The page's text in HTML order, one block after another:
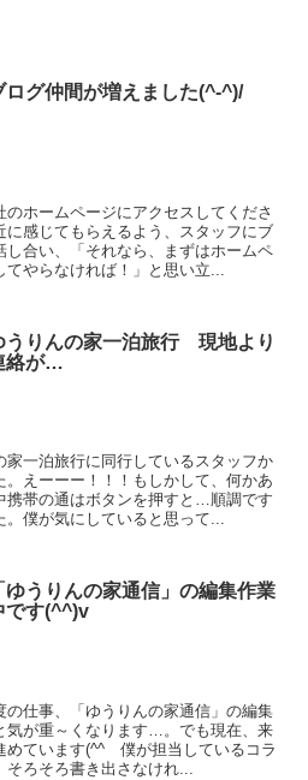
ログ仲間が増えました(^-^)/
ホームページにアクセスしてくださ
に感じてもらえるよう、スタッフにブ
し合い、「それなら、まずはホームペ
やらなければ！」と思い立...
うりんの家一泊旅行 現地より
絡が…
一泊旅行に同行しているスタッフか
。えーーー！！！もしかして、何かあ
携帯の通はボタンを押すと…順調です
。僕が気にしていると思って...
ゆうりんの家通信」の編集作業
です(^^)v
仕事、「ゆうりんの家通信」の編集
気が重～くなります…。でも現在、来
ています(^^ゞ僕が担当しているコラ
そろそろ書き出さなけれ...